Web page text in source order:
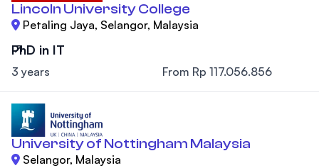
Lincoln University College
Petaling Jaya, Selangor, Malaysia
PhD in IT
3 years From Rp 117.056.856
University of Nottingham Malaysia
Selangor, Malaysia